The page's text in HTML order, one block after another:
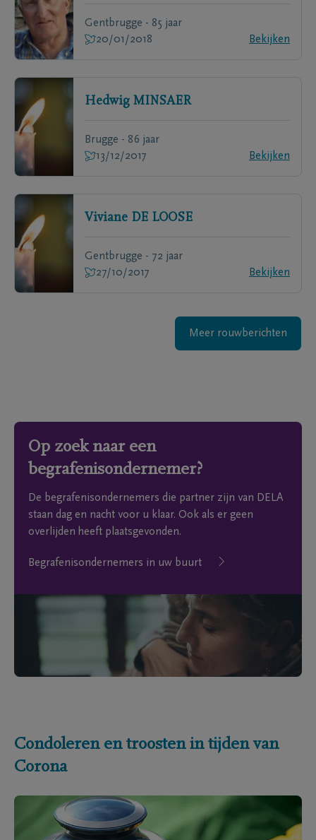
Gentbrugge - 85 jaar
20/01/2018
Bekijken
Hedwig MINSAER
Brugge - 86 jaar
13/12/2017
Bekijken
Viviane DE LOOSE
Gentbrugge - 72 jaar
27/10/2017
Bekijken
Meer rouwberichten
Op zoek naar een
begrafenisondernemer?
De begrafenisondernemers die partner zijn van DELA
staan dag en nacht voor u klaar. Ook als er geen
overlijden heeft plaatsgevonden.
Begrafenisondernemers in uw buurt
Condoleren en troosten in tijden van
Corona